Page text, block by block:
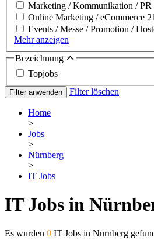
Marketing / Kommunikation / PR
Online Marketing / eCommerce 21
Events / Messe / Promotion /
Mehr anzeigen
Bezeichnung
Topjobs
Filter anwenden Filter löschen
Home
>
Jobs
>
Nürnberg
>
IT Jobs
IT Jobs in
Es wurden 0 IT Jobs in Nürnberg